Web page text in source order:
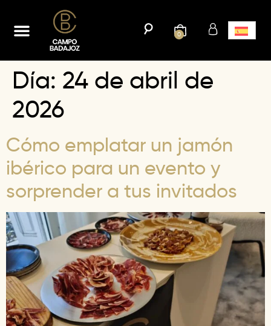
0
Día: 24 de abril de
2026
Cómo emplatar un jamón
ibérico para un evento y
sorprender a tus invitados